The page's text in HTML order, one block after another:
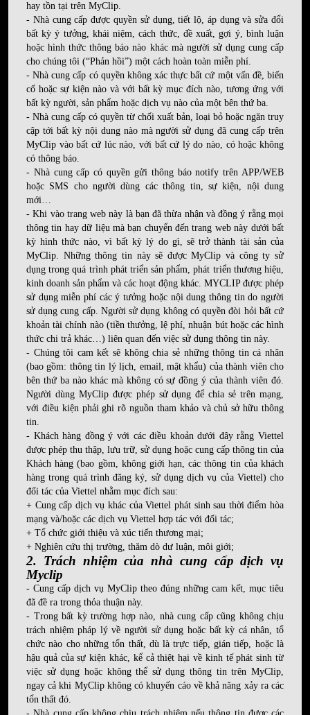
hay tồn tại trên MyClip.
- Nhà cung cấp được quyền sử dụng, tiết lộ, áp dụng và sửa đổi
bất kỳ ý tưởng, khái niệm, cách thức, đề xuất, gợi ý, bình luận
hoặc hình thức thông báo nào khác mà người sử dụng cung cấp
cho chúng tôi (“Phản hồi”) một cách hoàn toàn miễn phí.
- Nhà cung cấp có quyền không xác thực bất cứ một vấn đề, biến
cố hoặc sự kiện nào và với bất kỳ mục đích nào, tương ứng với
bất kỳ người, sản phẩm hoặc dịch vụ nào của một bên thứ ba.
- Nhà cung cấp có quyền từ chối xuất bản, loại bỏ hoặc ngăn truy
cập tới bất kỳ nội dung nào mà người sử dụng đã cung cấp trên
MyClip vào bất cứ lúc nào, với bất cứ lý do nào, có hoặc không
có thông báo.
- Nhà cung cấp có quyền gửi thông báo notify trên APP/WEB
hoặc SMS cho người dùng các thông tin, sự kiện, nội dung
mới…
- Khi vào trang web này là bạn đã thừa nhận và đồng ý rằng mọi
thông tin hay dữ liệu mà bạn chuyển đến trang web này dưới bất
kỳ hình thức nào, vì bất kỳ lý do gì, sẽ trở thành tài sản của
MyClip. Những thông tin này sẽ được MyClip và công ty sử
dụng trong quá trình phát triển sản phẩm, phát triển thương hiệu,
kinh doanh sản phẩm và các hoạt động khác. MYCLIP được phép
sử dụng miễn phí các ý tưởng hoặc nội dung thông tin do người
sử dụng cung cấp. Người sử dụng không có quyền đòi hỏi bất cứ
khoản tài chính nào (tiền thưởng, lệ phí, nhuận bút hoặc các hình
thức chi trả khác…) liên quan đến việc sử dụng thông tin này.
- Chúng tôi cam kết sẽ không chia sẻ những thông tin cá nhân
(bao gồm: thông tin lý lịch, email, mật khẩu) của thành viên cho
bên thứ ba nào khác mà không có sự đồng ý của thành viên đó.
Người dùng MyClip được phép sử dụng để chia sẻ trên mạng,
với điều kiện phải ghi rõ nguồn tham khảo và chủ sở hữu thông
tin.
- Khách hàng đồng ý với các điều khoản dưới đây rằng Viettel
được phép thu thập, lưu trữ, sử dụng hoặc cung cấp thông tin của
Khách hàng (bao gồm, không giới hạn, các thông tin của khách
hàng trong quá trình đăng ký, sử dụng dịch vụ của Viettel) cho
đối tác của Viettel nhằm mục đích sau:
+ Cung cấp dịch vụ khác của Viettel phát sinh sau thời điểm hòa
mạng và/hoặc các dịch vụ Viettel hợp tác với đối tác;
+ Tổ chức giới thiệu và xúc tiến thương mại;
+ Nghiên cứu thị trường, thăm dò dư luận, môi giới;
2. Trách nhiệm của nhà cung cấp dịch vụ
Myclip
- Cung cấp dịch vụ MyClip theo đúng những cam kết, mục tiêu
đã đề ra trong thỏa thuận này.
- Trong bất kỳ trường hợp nào, nhà cung cấp cũng không chịu
trách nhiệm pháp lý về người sử dụng hoặc bất kỳ cá nhân, tổ
chức nào cho những tổn thất, dù là trực tiếp, gián tiếp, hoặc là
hậu quả của sự kiện khác, kể cả thiệt hại về kinh tế phát sinh từ
việc sử dụng hoặc không thể sử dụng thông tin trên MyClip,
ngay cả khi MyClip không có khuyến cáo về khả năng xảy ra các
tổn thất đó.